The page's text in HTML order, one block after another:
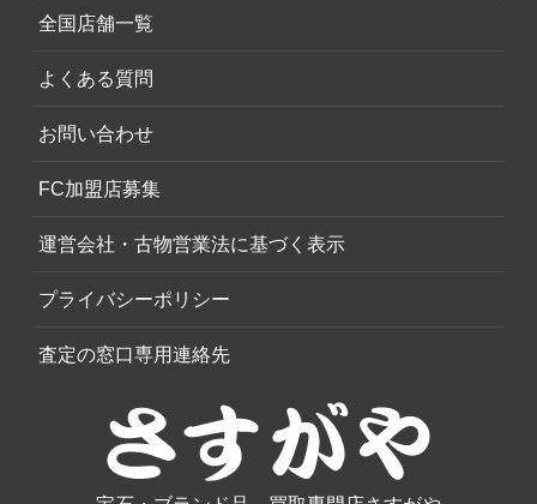
全国店舗一覧
よくある質問
お問い合わせ
FC加盟店募集
運営会社・古物営業法に基づく表示
プライバシーポリシー
査定の窓口専用連絡先